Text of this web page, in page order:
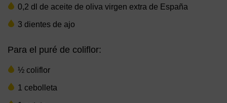
0,2 dl de aceite de oliva virgen extra de España
3 dientes de ajo
Para el puré de coliflor:
½ coliflor
1 cebolleta